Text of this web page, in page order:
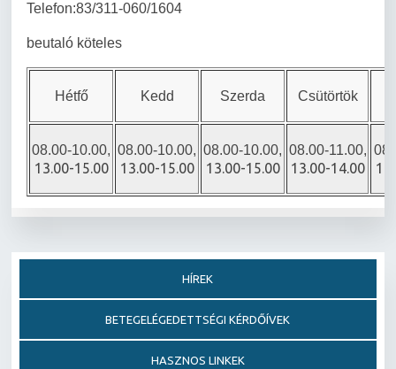
Telefon:83/311-060/1604
beutaló köteles
Hétfő Kedd Szerda Csütörtök
08.00-10.00,
13.00-15.00
08.00-10.00,
13.00-15.00
08.00-10.00,
13.00-15.00
08.00-11.00,
13.00-14.00
HÍREK
BETEGELÉGEDETTSÉGI KÉRDŐÍVEK
HASZNOS LINKEK